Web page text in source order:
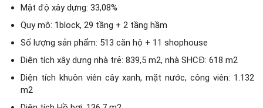
Mật độ xây dựng: 33,08%
Quy mô: 1block, 29 tầng + 2 tầng hầm
Số lượng sản phẩm: 513 căn hộ + 11 shophouse
Diện tích xây dựng nhà trẻ: 839,5 m2, nhà SHCĐ: 618 m2
Diện tích khuôn viên cây xanh, mặt nước, công viên: 1.132
m2